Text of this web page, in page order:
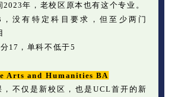
2023年，老校区原本也有这个专业。
没有特定科目要求，但至少两门
17，单科不低于5
Arts and Humanities BA
，不仅是新校区，也是UCL首开的新